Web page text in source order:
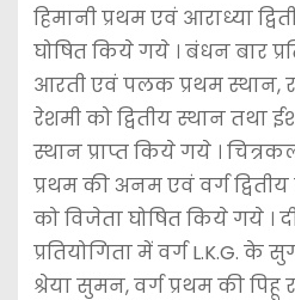
हिमानी प्रथम एवं आराध्या
घोषित किये गये । बंधन बार
आरती एवं पलक प्रथम स्थान,
रेशमी को द्वितीय स्थान तथा
स्थान प्राप्त किये गये ।
प्रथम की अनम एवं वर्ग
को विजेता घोषित किये गये ।
प्रतियोगिता में वर्ग L.K.G. के
श्रेया सुमन, वर्ग प्रथम की पिहू